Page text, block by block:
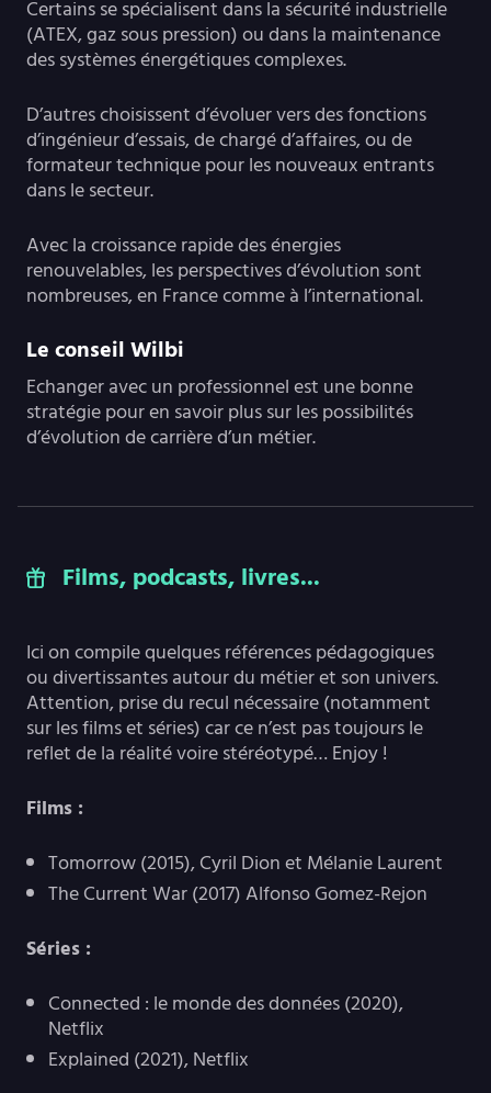
Certains se spécialisent dans la sécurité industrielle
(ATEX, gaz sous pression) ou dans la maintenance
des systèmes énergétiques complexes.
D’autres choisissent d’évoluer vers des fonctions
d’ingénieur d’essais, de chargé d’affaires, ou de
formateur technique pour les nouveaux entrants
dans le secteur.
Avec la croissance rapide des énergies
renouvelables, les perspectives d’évolution sont
nombreuses, en France comme à l’international.
Le conseil Wilbi
Echanger avec un professionnel est une bonne
stratégie pour en savoir plus sur les possibilités
d’évolution de carrière d’un métier.
Films, podcasts, livres...
Ici on compile quelques références pédagogiques
ou divertissantes autour du métier et son univers.
Attention, prise du recul nécessaire (notamment
sur les films et séries) car ce n’est pas toujours le
reflet de la réalité voire stéréotypé… Enjoy !
Films :
Tomorrow (2015), Cyril Dion et Mélanie Laurent
The Current War (2017) Alfonso Gomez-Rejon
Séries :
Connected : le monde des données (2020),
Netflix
Explained (2021), Netflix